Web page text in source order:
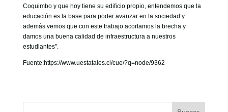
Coquimbo y que hoy tiene su edificio propio, entendemos que la
educación es la base para poder avanzar en la sociedad y
además vemos que con este trabajo acortamos la brecha y
damos una buena calidad de infraestructura a nuestros
estudiantes”.
Fuente:https://www.uestatales.cl/cue/?q=node/9362